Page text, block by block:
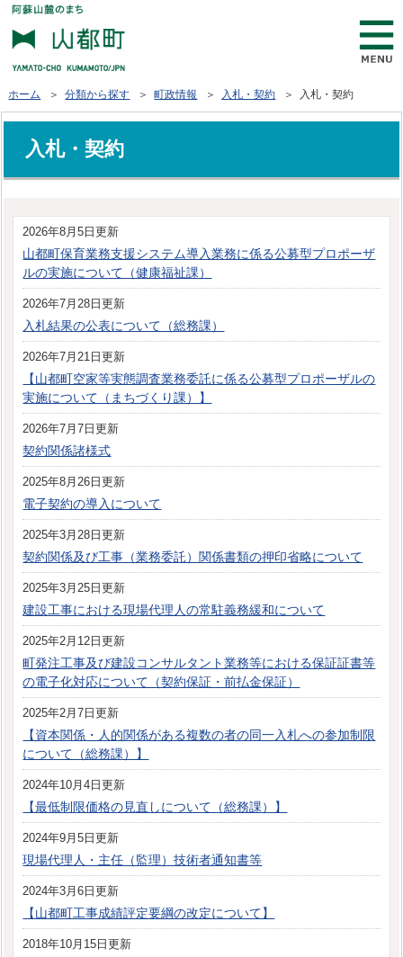
ホーム ＞分類から探す ＞町政情報 ＞ 入札・契約 ＞ 入札・契約
入札・契約
2026年8月5日更新
山都町保育業務支援システム導入業務に係る公募型プロポーザ
ルの実施について（健康福祉課）
2026年7月28日更新
入札結果の公表について（総務課）
2026年7月21日更新
【山都町空家等実態調査業務委託に係る公募型プロポーザルの
実施について（まちづくり課）】
2026年7月7日更新
契約関係諸様式
2025年8月26日更新
電子契約の導入について
2025年3月28日更新
契約関係及び工事（業務委託）関係書類の押印省略について
2025年3月25日更新
建設工事における現場代理人の常駐義務緩和について
2025年2月12日更新
町発注工事及び建設コンサルタント業務等における保証証書等
の電子化対応について（契約保証・前払金保証）
2025年2月7日更新
【資本関係・人的関係がある複数の者の同一入札への参加制限
について（総務課）】
2024年10月4日更新
【最低制限価格の見直しについて（総務課）】
2024年9月5日更新
現場代理人・主任（監理）技術者通知書等
2024年3月6日更新
【山都町工事成績評定要綱の改定について】
2018年10月15日更新